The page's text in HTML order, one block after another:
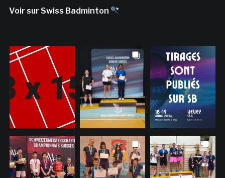
Voir sur Swiss Badminton